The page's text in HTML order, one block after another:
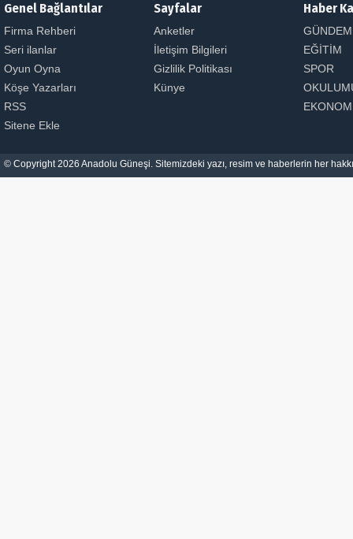
Genel Bağlantılar
Firma Rehberi
Seri ilanlar
Oyun Oyna
Köşe Yazarları
RSS
Sitene Ekle
Sayfalar
Anketler
İletişim Bilgileri
Gizlilik Politikası
Künye
Haber
GÜNDEM
EĞİTİM
SPOR
© Copyright 2026 Anadolu Güneşi. Sitemizdeki yazı, resim ve haberlerin her